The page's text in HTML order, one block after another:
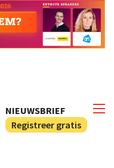
NIEUWSBRIEF
Registreer gratis